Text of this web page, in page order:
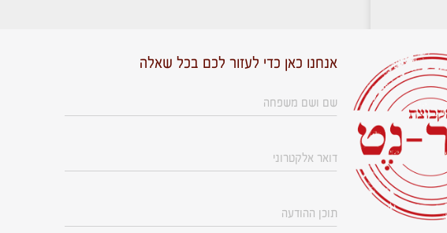
אנחנו כאן כדי לעזור לכם בכל שאלה